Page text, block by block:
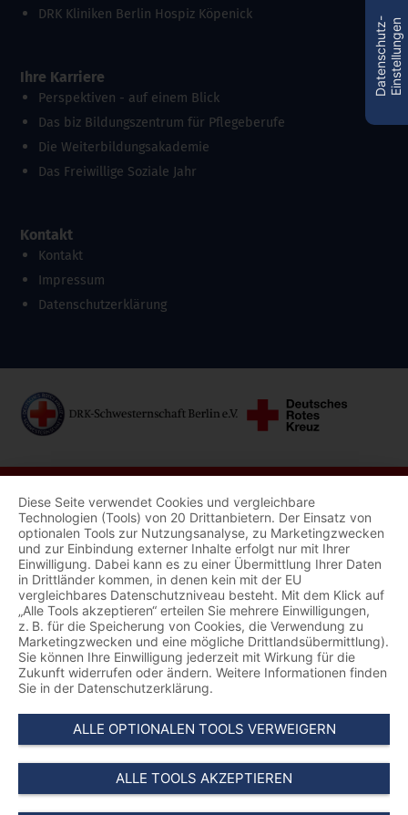
DRK Kliniken Berlin Hospiz Köpenick
Ihre Karriere
Perspektiven - auf einem Blick
Das biz Bildungszentrum für Pflegeberufe
Die Weiterbildungsakademie
Das Freiwillige Soziale Jahr
Kontakt
Kontakt
Impressum
Datenschutzerklärung
D
a
t
e
n
s
c
h
u
t
z
-
E
i
n
s
t
e
l
l
u
n
g
en
Diese Seite verwendet Cookies und vergleichbare
Technologien (Tools) von 20 Drittanbietern. Der Einsatz von
optionalen Tools zur Nutzungsanalyse, zu Marketingzwecken
und zur Einbindung externer Inhalte erfolgt nur mit Ihrer
Einwilligung. Dabei kann es zu einer Übermittlung Ihrer Daten
in Drittländer kommen, in denen kein mit der EU
vergleichbares Datenschutzniveau besteht. Mit dem Klick auf
„Alle Tools akzeptieren“ erteilen Sie mehrere Einwilligungen,
z. B. für die Speicherung von Cookies, die Verwendung zu
Marketingzwecken und eine mögliche Drittlandsübermittlung).
Sie können Ihre Einwilligung jederzeit mit Wirkung für die
Zukunft widerrufen oder ändern. Weitere Informationen finden
Sie in der Datenschutzerklärung.
ALLE OPTIONALEN TOOLS VERWEIGERN
ALLE TOOLS AKZEPTIEREN